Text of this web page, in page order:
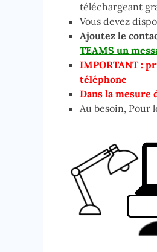
téléchargeant
Vous devez
Ajoutez le
TEAMS un
IMPORTANT :
téléphone
Dans la mesure
Au besoin, Pour